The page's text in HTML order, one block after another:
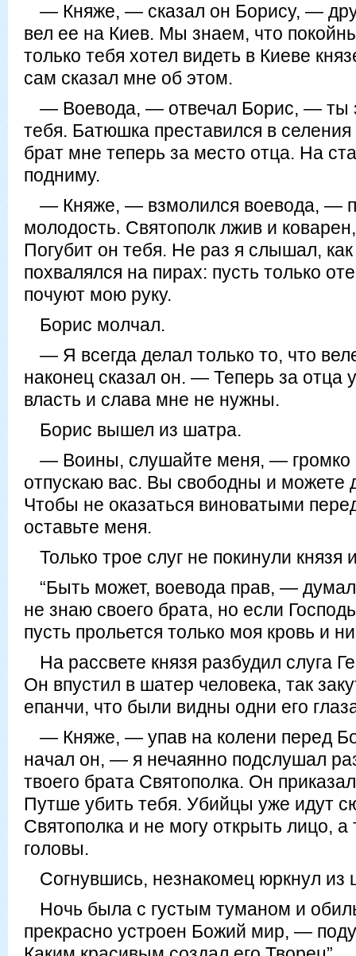
— Княже, — сказал он Борису, —
вел ее на Киев. Мы знаем, что
только тебя хотел видеть в Киеве
сам сказал мне об этом.
— Воевода, — отвечал Борис, — ты
тебя. Батюшка преставился в
брат мне теперь за место отца. На
подниму.
— Княже, — взмолился воевода, —
молодость. Святополк лжив и
Погубит он тебя. Не раз я слышал,
похвалялся на пирах: пусть только
почуют мою руку.
Борис молчал.
— Я всегда делал только то, что
наконец сказал он. — Теперь за отца
власть и слава мне не нужны.
Борис вышел из шатра.
— Воины, слушайте меня, — громко
отпускаю вас. Вы свободны и можете
Чтобы не оказаться виноватыми
оставьте меня.
Только трое слуг не покинули князя
“Быть может, воевода прав, —
не знаю своего брата, но если
пусть прольется только моя кровь и
На рассвете князя разбудил слуга
Он впустил в шатер человека, так
епанчи, что были видны одни его
— Княже, — упав на колени перед
начал он, — я нечаянно подслушал
твоего брата Святополка. Он
Путше убить тебя. Убийцы уже идут
Святополка и не могу открыть лицо,
головы.
Согнувшись, незнакомец юркнул из
Ночь была с густым туманом и
прекрасно устроен Божий мир, —